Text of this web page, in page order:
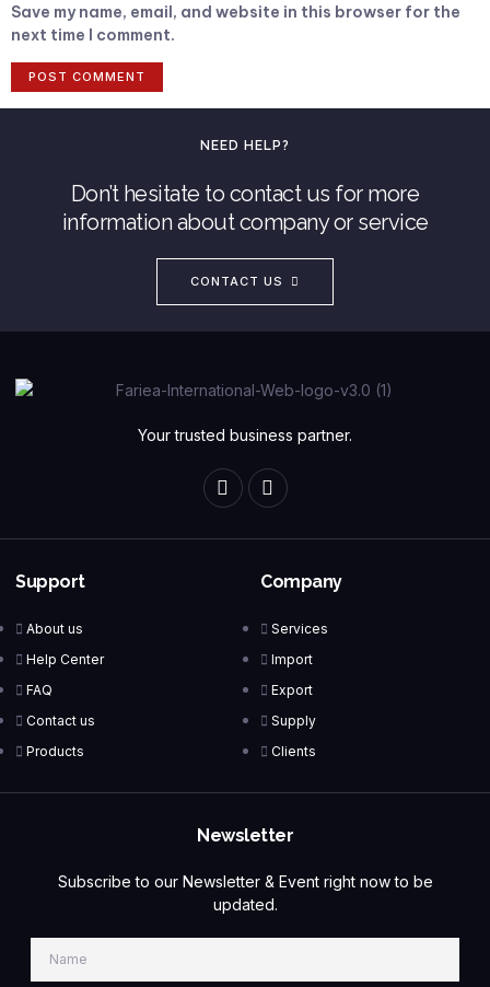
Save my name, email, and website in this browser for the
next time I comment.
NEED HELP?
Don’t hesitate to contact us for more
information about company or service
CONTACT US
Your trusted business partner.
Support
About us
Help Center
FAQ
Contact us
Products
Company
Services
Import
Export
Supply
Clients
Newsletter
Subscribe to our Newsletter & Event right now to be
updated.